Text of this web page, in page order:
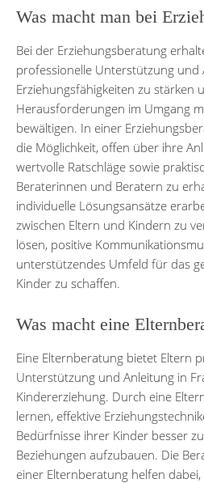
Was macht man bei
Bei der Erziehungsberatung
professionelle Unterstützung und
Erziehungsfähigkeiten zu stärken
Herausforderungen im Umgang
bewältigen. In einer
die Möglichkeit, offen über ihre
wertvolle Ratschläge sowie
Beraterinnen und Beratern zu
individuelle Lösungsansätze
zwischen Eltern und Kindern zu
lösen, positive
unterstützendes Umfeld für das
Kinder zu schaffen.
Was macht eine
Eine Elternberatung bietet Eltern
Unterstützung und Anleitung in
Kindererziehung. Durch eine
lernen, effektive
Bedürfnisse ihrer Kinder besser
Beziehungen aufzubauen. Die
einer Elternberatung helfen